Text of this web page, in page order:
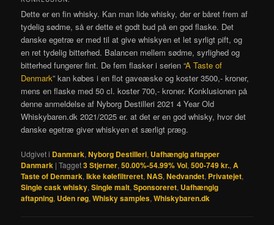
Dette er en fin whisky. Kan man lide whisky, der er båret frem af
tydelig sødme, så er dette et godt bud på en god flaske. Det
danske egetræ er med til at give whiskyen et let syrligt pift, og
en ret tydelig bitterhed. Balancen mellem sødme, syrlighed og
bitterhed fungerer fint. De fem flasker i serien “A Taste of
Denmark” kan købes i en flot gaveæske og koster 3500,- kroner,
mens en flaske med 50 cl. koster 700,- kroner. Konklusionen på
denne anmeldelse af Nyborg Destilleri 2021 4 Year Old
Whiskybaren.dk 2021/2025 er. at det er en god whisky, hvor det
danske egetræ giver whiskyen et særligt præg.
Udgivet i Danmark,Nyborg Destilleri, Uafhængig aftapper
Danmark |Tagget3 Stjerner,50.00%-54.99% Vol,500-749 kr.,A
Taste of Denmark,Ikke kølefiltreret,NAS,Nedvandet, Privatejet,
Single cask whisky,Single malt,Sponsoreret, Uafhængig
aftapning, Uden røg,Whisky samples,Whiskybaren.dk